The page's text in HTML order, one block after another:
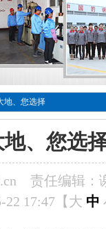
地、您选择
地、您选
责任编辑：
22 17:47【 大 中